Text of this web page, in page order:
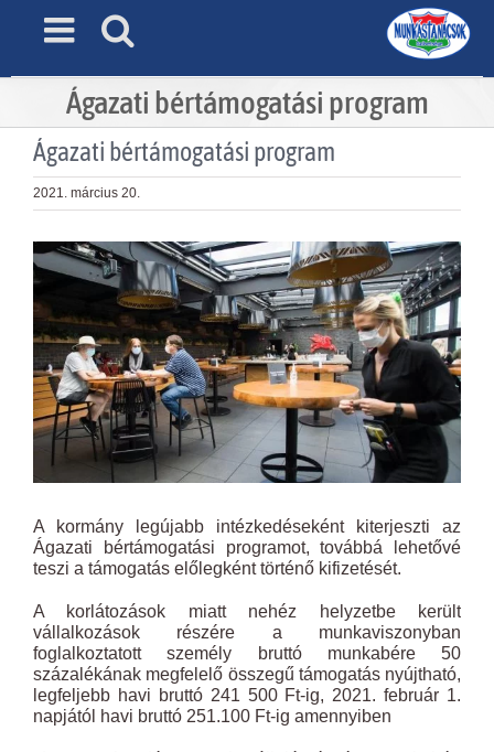
Ágazati bértámogatási program
Ágazati bértámogatási program
2021. március 20.
View
Larger
A kormány legújabb intézkedéseként kiterjeszti az
Ágazati bértámogatási programot, továbbá lehetővé
teszi a támogatás előlegként történő kifizetését.
A korlátozások miatt nehéz helyzetbe került
vállalkozások részére a munkaviszonyban
foglalkoztatott személy bruttó munkabére 50
százalékának megfelelő összegű támogatás nyújtható,
legfeljebb havi bruttó 241 500 Ft-ig, 2021. február 1.
napjától havi bruttó 251.100 Ft-ig amennyiben